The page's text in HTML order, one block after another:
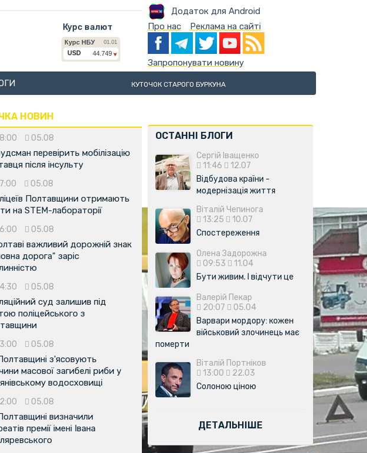
Додаток для Android
Курс валют Про нас Реклама на сайті
Запропонувати новину
КУТОЧОК СТАРОГО БУРКУНА
НОВИН
05.08
перевірить мобілізацію
після інсульту
05.08
Полтавщини отримають
на STEM-лабораторії
05.08
важливий дорожній знак
дорога" заріс
05.08
суд залишив під
поліцейського з
05.08
з'ясовують
масової загибелі риби у
водосховищі
05.08
визначили
премії імені Івана
ОСТАННІ БЛОГИ
Сергій Іващенко
11:46
12.07
Відбудова країни -
модернізація життя
Віталій Чепинога
13:25
10.07
Спостереження
Олена Задорожна
09:53
11.04
Бути живим. І відчути це
Валерій Пекар
20:07
05.04
Варвари мордору: кожен
військовий злочинець має
померти
Віталій Портніков
13:00
22.03
Солоною ціною
ДЕТАЛЬНІШЕ